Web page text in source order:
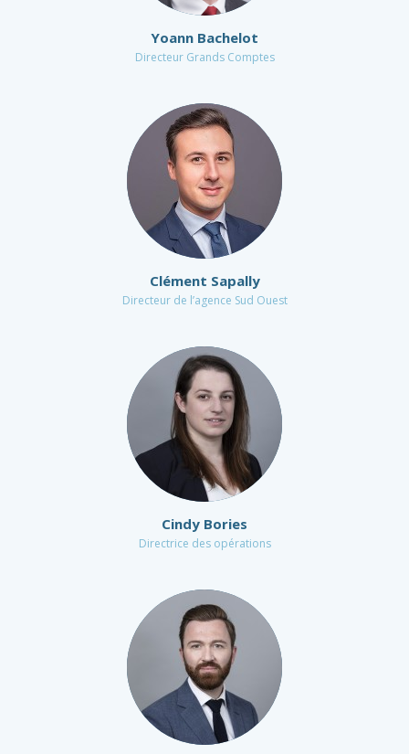
Yoann Bachelot
Directeur Grands Comptes
Clément Sapally
Directeur de l’agence Sud Ouest
Cindy Bories
Directrice des opérations